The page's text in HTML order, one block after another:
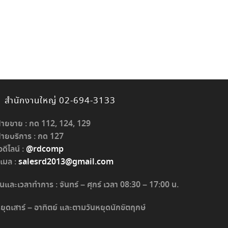
สำนักงานใหญ่ 02-694-3133
ยขาย : กด 112, 124, 129
ยบริการ : กด 127
ดีไลน์ :@rdcomp
มล :salesrd2013@gmail.com
และเวลาทำการ : จันทร์ – ศุกร์ เวลา 08:30 – 17:00 น.
ดเสาร์ – อาทิตย์ และตามวันหยุดนักขัตฤกษ์